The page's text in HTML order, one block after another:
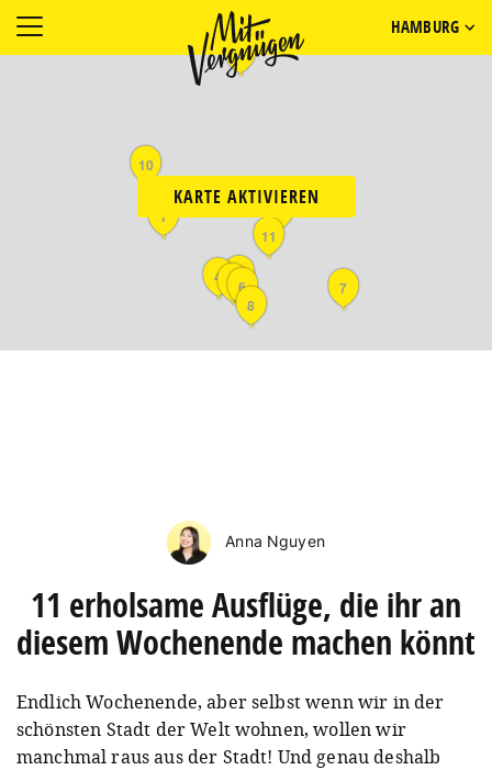
HAMBURG
KARTE AKTIVIEREN
4
1
11
6
10
7
9
5
8
3
Anna Nguyen
11 erholsame Ausflüge, die ihr an
diesem Wochenende machen könnt
Endlich Wochenende, aber selbst wenn wir in der
schönsten Stadt der Welt wohnen, wollen wir
manchmal raus aus der Stadt! Und genau deshalb